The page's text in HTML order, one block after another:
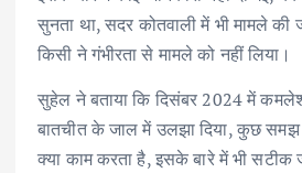
सुनता था, सदर कोतवाली में भी मामले की
किसी ने गंभीरता से मामले को नहीं लिया।
सुहेल ने बताया कि दिसंबर 2024 में
बातचीत के जाल में उलझा दिया, कुछ
क्या काम करता है, इसके बारे में भी सटीक